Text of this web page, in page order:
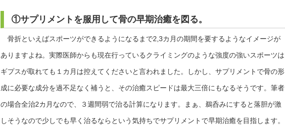
①サプリメントを服用して骨の早期治癒を図る。
骨折といえばスポーツができるようになるまで2,3カ月の期間を要するようなイメージが
ありますよね。実際医師からも現在行っているクライミングのような強度の強いスポーツは
ギプスが取れても１カ月は控えてくださいと言われました。しかし、サプリメントで骨の形
成に必要な成分を過不足なく補うと、その治癒スピードは最大三倍にもなるそうです。筆者
の場合全治2カ月なので、３週間弱で治る計算になります。まぁ、鵜呑みにすると落胆が激
しそうなので少しでも早く治るならという気持ちでサプリメントで早期治癒を目指します。